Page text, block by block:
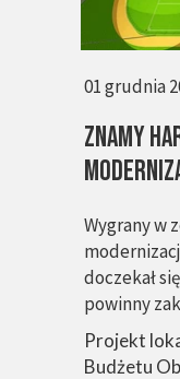
Wygrany w
doczekał
powinny
Projekt
Budżetu
Znamy
01 grudnia